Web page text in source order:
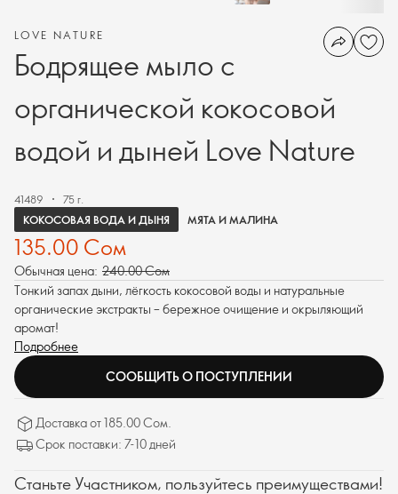
LOVE NATURE
Бодрящее мыло с
органической кокосовой
водой и дыней Love Nature
41489
75 г.
КОКОСОВАЯ ВОДА И ДЫНЯ
МЯТА И МАЛИНА
135.00 Сом
Обычная цена: 240.00 Сом
Тонкий запах дыни, лёгкость кокосовой воды и натуральные
органические экстракты – бережное очищение и окрыляющий
аромат!
Подробнее
СООБЩИТЬ О ПОСТУПЛЕНИИ
Доставка от 185.00 Сом.
Срок поставки: 7-10 дней
Станьте Участником, пользуйтесь преимуществами!